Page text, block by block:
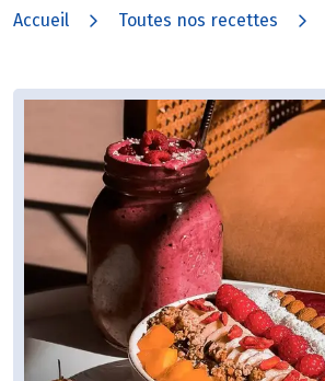
Accueil Toutes nos recettes